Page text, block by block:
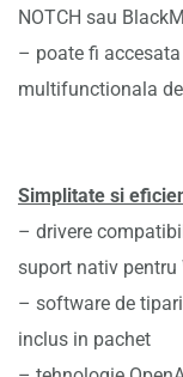
NOTCH sau
– poate fi
multifunctionala
Simplitate si
– drivere
suport nativ pentru
– software de
inclus in pachet